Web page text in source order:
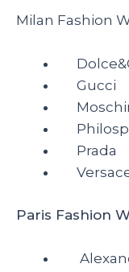
Milan Fashion
Gucci
P
Prada
Paris Fashion